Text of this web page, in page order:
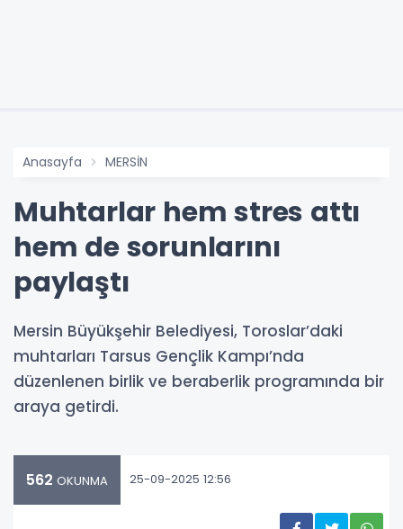
Anasayfa MERSİN
Muhtarlar hem stres attı
hem de sorunlarını
paylaştı
Mersin Büyükşehir Belediyesi, Toroslar’daki
muhtarları Tarsus Gençlik Kampı’nda
düzenlenen birlik ve beraberlik programında bir
araya getirdi.
562 OKUNMA 25-09-2025 12:56